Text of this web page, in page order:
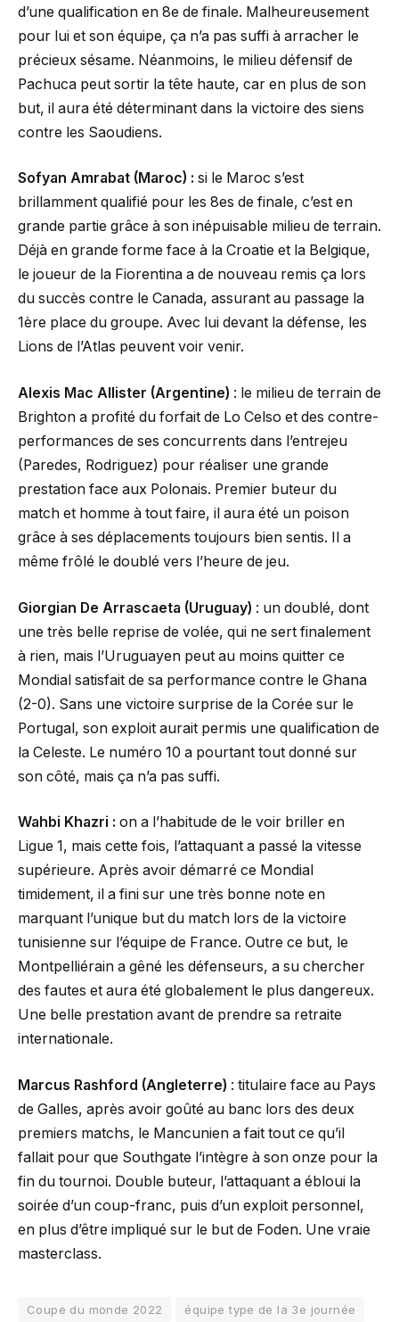
d’une qualification en 8e de finale. Malheureusement
pour lui et son équipe, ça n’a pas suffi à arracher le
précieux sésame. Néanmoins, le milieu défensif de
Pachuca peut sortir la tête haute, car en plus de son
but, il aura été déterminant dans la victoire des siens
contre les Saoudiens.
Sofyan Amrabat (Maroc) : si le Maroc s’est
brillamment qualifié pour les 8es de finale, c’est en
grande partie grâce à son inépuisable milieu de terrain.
Déjà en grande forme face à la Croatie et la Belgique,
le joueur de la Fiorentina a de nouveau remis ça lors
du succès contre le Canada, assurant au passage la
1ère place du groupe. Avec lui devant la défense, les
Lions de l’Atlas peuvent voir venir.
Alexis Mac Allister (Argentine) : le milieu de terrain de
Brighton a profité du forfait de Lo Celso et des contre-
performances de ses concurrents dans l’entrejeu
(Paredes, Rodriguez) pour réaliser une grande
prestation face aux Polonais. Premier buteur du
match et homme à tout faire, il aura été un poison
grâce à ses déplacements toujours bien sentis. Il a
même frôlé le doublé vers l’heure de jeu.
Giorgian De Arrascaeta (Uruguay) : un doublé, dont
une très belle reprise de volée, qui ne sert finalement
à rien, mais l’Uruguayen peut au moins quitter ce
Mondial satisfait de sa performance contre le Ghana
(2-0). Sans une victoire surprise de la Corée sur le
Portugal, son exploit aurait permis une qualification de
la Celeste. Le numéro 10 a pourtant tout donné sur
son côté, mais ça n’a pas suffi.
Wahbi Khazri : on a l’habitude de le voir briller en
Ligue 1, mais cette fois, l’attaquant a passé la vitesse
supérieure. Après avoir démarré ce Mondial
timidement, il a fini sur une très bonne note en
marquant l’unique but du match lors de la victoire
tunisienne sur l’équipe de France. Outre ce but, le
Montpelliérain a gêné les défenseurs, a su chercher
des fautes et aura été globalement le plus dangereux.
Une belle prestation avant de prendre sa retraite
internationale.
Marcus Rashford (Angleterre) : titulaire face au Pays
de Galles, après avoir goûté au banc lors des deux
premiers matchs, le Mancunien a fait tout ce qu’il
fallait pour que Southgate l’intègre à son onze pour la
fin du tournoi. Double buteur, l’attaquant a ébloui la
soirée d’un coup-franc, puis d’un exploit personnel,
en plus d’être impliqué sur le but de Foden. Une vraie
masterclass.
Coupe du monde 2022 équipe type de la 3e journée